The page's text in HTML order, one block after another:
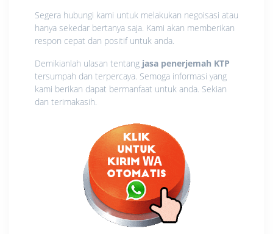
Segera hubungi kami untuk melakukan negoisasi atau
hanya sekedar bertanya saja. Kami akan memberikan
respon cepat dan positif untuk anda.
Demikianlah ulasan tentang jasa penerjemah KTP
tersumpah dan terpercaya. Semoga informasi yang
kami berikan dapat bermanfaat untuk anda. Sekian
dan terimakasih.